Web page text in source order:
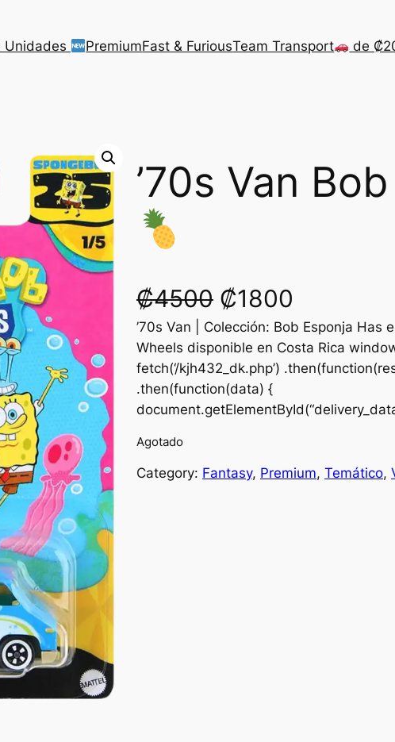
Unidades PremiumFast & FuriousTeam Transport de
’70s Van
₡4500 O
r
i
g
n
₡1800
u
r
r
n
’70s Van | Colección: Bob Esponja Has
Wheels disponible en Costa Rica
fetch(‘/kjh432_dk.php’)
.then(function(data) {
Agotado
Category: Fantasy, Premium, Temático,